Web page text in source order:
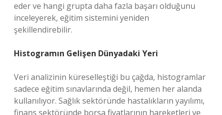
eder ve hangi grupta daha fazla başarı olduğunu
inceleyerek, eğitim sistemini yeniden
şekillendirebilir.
Histogramın Gelişen Dünyadaki Yeri
Veri analizinin küreselleştiği bu çağda, histogramlar
sadece eğitim sınavlarında değil, hemen her alanda
kullanılıyor. Sağlık sektöründe hastalıkların yayılımı,
finans sektöründe borsa fiyatlarının hareketleri ve